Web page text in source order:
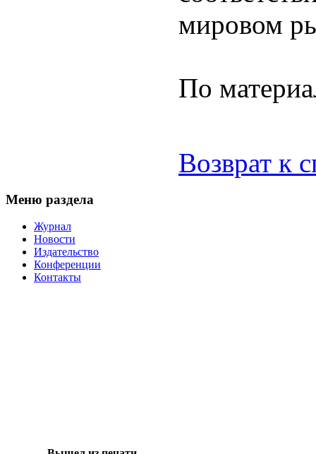
мировом
По
Возврат к
Меню раздела
Журнал
Новости
Издательство
Конференции
Контакты